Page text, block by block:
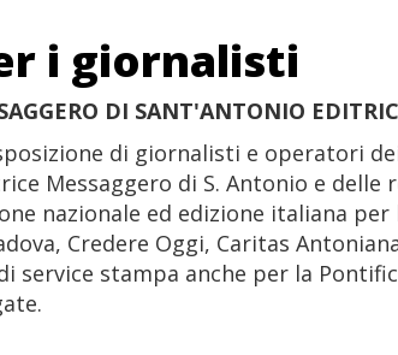
i giornalisti
DI SANT'ANTONIO
di giornalisti e operatori
Messaggero di S. Antonio e delle
nazionale ed edizione italiana per
Credere Oggi, Caritas
service stampa anche per la